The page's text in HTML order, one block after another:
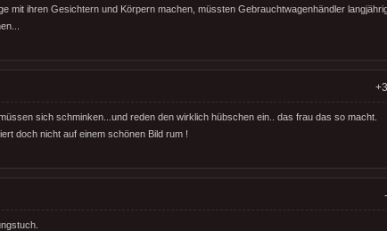
mit ihren Gesichtern und Körpern machen, müssten Gebrauchtwagenhändler
+3
sich schminken...und reden den wirklich hübschen ein.. das frau das so macht.
doch nicht auf einem schönen Bild rum !